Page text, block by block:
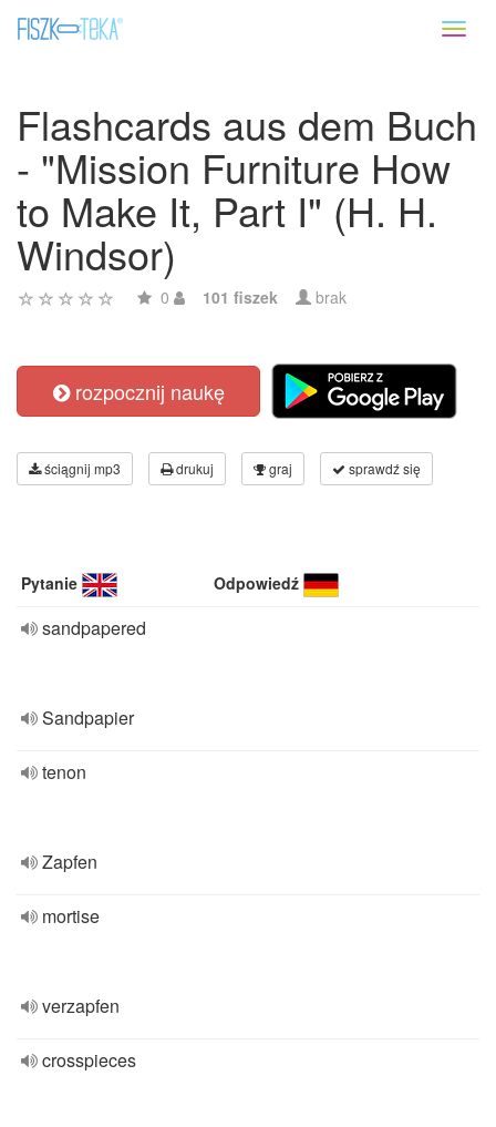
Flashcards aus dem Buch
- "Mission Furniture How
to Make It, Part I" (H. H.
Windsor)
0 101 fiszek brak
rozpocznij naukę
ściągnij mp3 drukuj graj sprawdź się
Pytanie Odpowiedź
sandpapered
Sandpapier
tenon
Zapfen
mortise
verzapfen
crosspieces